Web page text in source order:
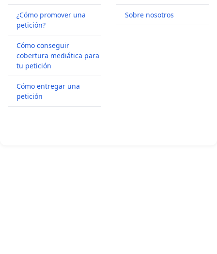
¿Cómo promover una
petición?
Cómo conseguir
cobertura mediática para
tu petición
Cómo entregar una
petición
Sobre nosotros